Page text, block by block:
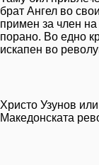
брат Ангел во
примен за член на
порано. Во едно
искапен во
Христо Узунов
Македонската